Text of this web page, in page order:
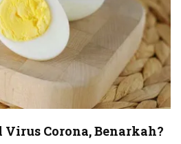
Corona, Benarkah?